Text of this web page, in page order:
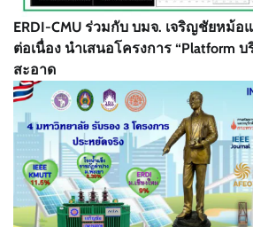
ERDI-CMU ร่วมกับ บมจ. เจริญชัยหม้อ
ต่อเนื่อง นำเสนอโครงการ “Platform
สะอาด